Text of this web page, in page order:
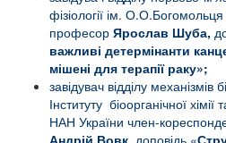
фізіології ім.
професор Ярослав Шуба,
важливі детермінанти
мішені для терапії раку»;
завідувач відділу механізмів
Інституту біоорганічної
НАН України член-
Андрій Вовк, доповідь «